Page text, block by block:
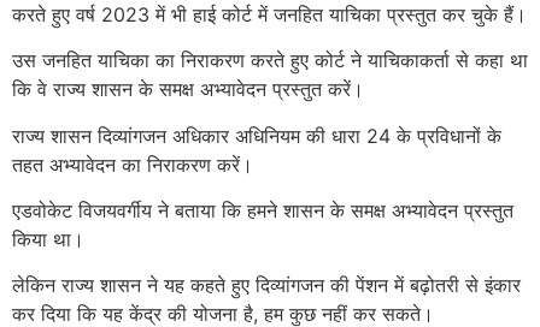
करते हुए वर्ष 2023 में भी हाई कोर्ट में जनहित याचिका प्रस्तुत कर चुके हैं।
उस जनहित याचिका का निराकरण करते हुए कोर्ट ने याचिकाकर्ता से कहा था
कि वे राज्य शासन के समक्ष अभ्यावेदन प्रस्तुत करें।
राज्य शासन दिव्यांगजन अधिकार अधिनियम की धारा 24 के प्रविधानों के
तहत अभ्यावेदन का निराकरण करें।
एडवोकेट विजयवर्गीय ने बताया कि हमने शासन के समक्ष अभ्यावेदन प्रस्तुत
किया था।
लेकिन राज्य शासन ने यह कहते हुए दिव्यांगजन की पेंशन में बढ़ोतरी से इंकार
कर दिया कि यह केंद्र की योजना है, हम कुछ नहीं कर सकते।